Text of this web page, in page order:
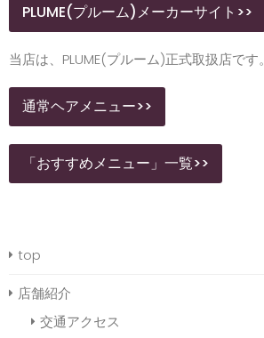
PLUME(プルーム)メーカーサイト>>
当店は、PLUME(プルーム)正式取扱店です。
通常ヘアメニュー>>
「おすすめメニュー」一覧>>
top
店舗紹介
交通アクセス